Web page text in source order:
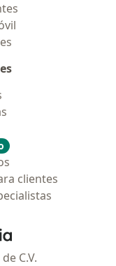
clientes
Página de inicio
C.V.